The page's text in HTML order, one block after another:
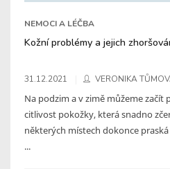
NEMOCI A LÉČBA
Kožní problémy a jejich
31.12.2021 VERONIKA
Na podzim a v zimě můžeme
citlivost pokožky, která snadno
některých místech dokonce
...